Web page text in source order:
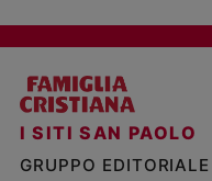
I SITI SAN PAOLO
GRUPPO EDITORIALE